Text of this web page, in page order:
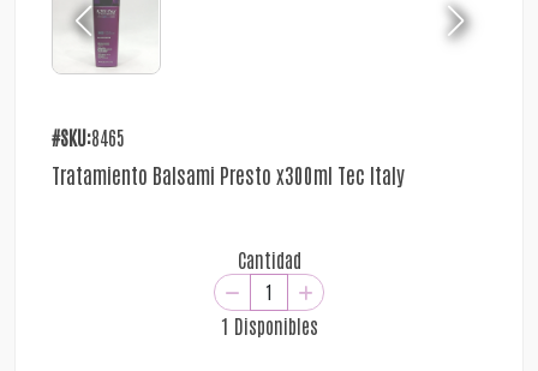
#SKU:8465
Tratamiento Balsami Presto x300ml Tec Italy
Cantidad
1 Disponibles